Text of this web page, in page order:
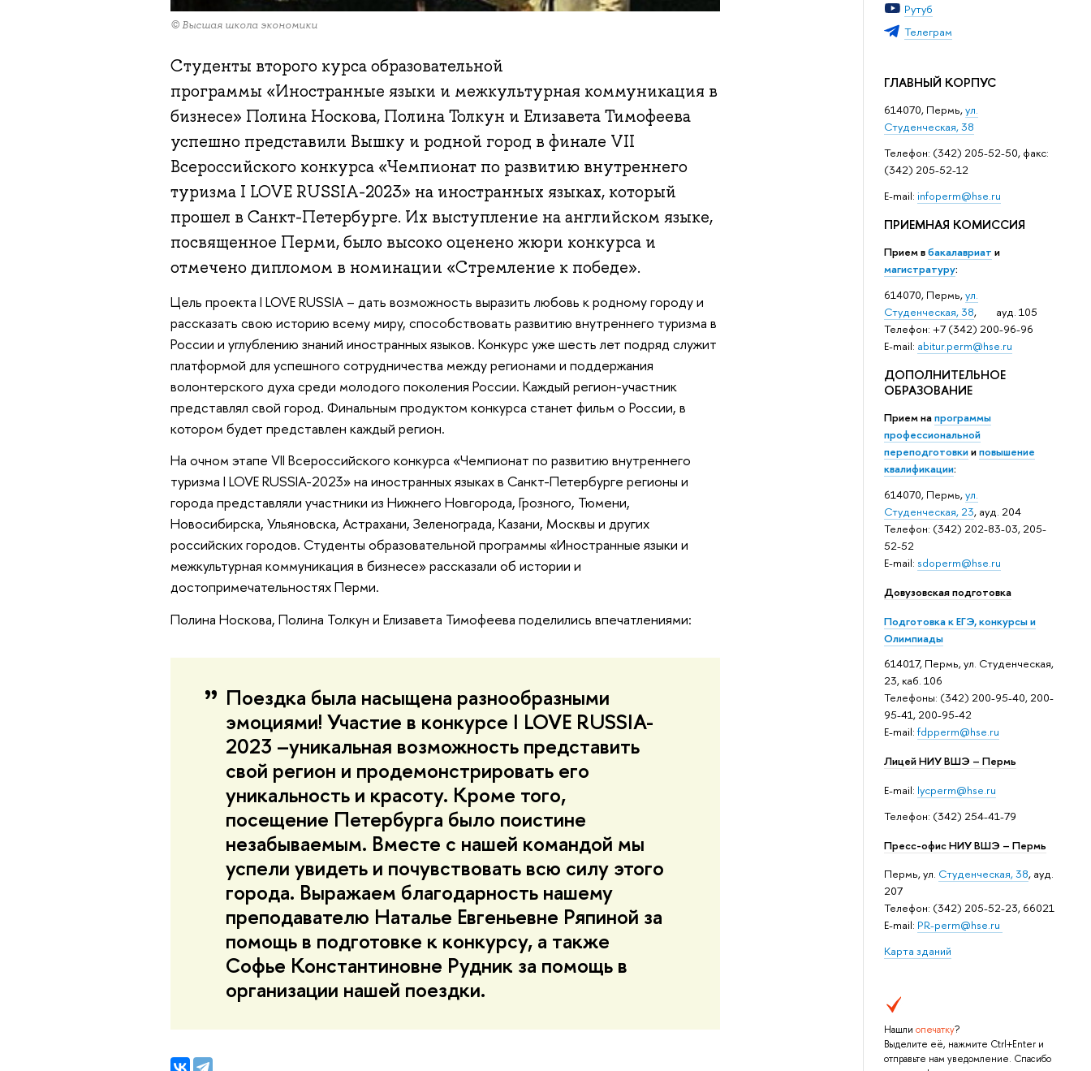
Рутуб
Телеграм
ГЛАВНЫЙ КОРПУС
614070, Пермь,ул.
Студенческая, 38
Телефон: (342) 205-52-50, факс:
(342) 205-52-12
Е-mail: infoperm@hse.ru
ПРИЕМНАЯ КОМИССИЯ
Прием вбакалавриат и
магистратуру:
614070, Пермь,ул.
Студенческая, 38, ауд. 105
Телефон: +7 (342) 200-96-96
E-mail: abitur.perm@hse.ru
ДОПОЛНИТЕЛЬНОЕ
ОБРАЗОВАНИЕ
Прием напрограммы
профессиональной
переподготовкииповышение
квалификации:
614070, Пермь,ул.
Студенческая, 23, ауд. 204
Телефон: (342) 202-83-03, 205-
52-52
E-mail: sdoperm@hse.ru
Довузовская подготовка
Подготовка к ЕГЭ, конкурсы и
Олимпиады
614017, Пермь, ул. Студенческая,
23, каб. 106
Телефоны: (342) 200-95-40, 200-
95-41, 200-95-42
E-mail: fdpperm@hse.ru
Лицей НИУ ВШЭ – Пермь
E-mail: lycperm@hse.ru
Телефон: (342) 254-41-79
Пресс-офис НИУ ВШЭ – Пермь
Пермь, ул. Студенческая, 38, ауд.
207
Телефон: (342) 205-52-23, 66021
E-mail: PR-perm@hse.ru
Карта зданий
Нашли опечатку?
Выделите её, нажмите Ctrl+Enter и
отправьте нам уведомление. Спасибо
© Высшая школа экономики
Студенты второго курса образовательной
программы «Иностранные языки и межкультурная коммуникация в
бизнесе» Полина Носкова, Полина Толкун и Елизавета Тимофеева
успешно представили Вышку и родной город в финале VII
Всероссийского конкурса «Чемпионат по развитию внутреннего
туризма I LOVE RUSSIA-2023» на иностранных языках, который
прошел в Санкт-Петербурге. Их выступление на английском языке,
посвященное Перми, было высоко оценено жюри конкурса и
отмечено дипломом в номинации «Стремление к победе».
Цель проекта I LOVE RUSSIA – дать возможность выразить любовь к родному городу и
рассказать свою историю всему миру, способствовать развитию внутреннего туризма в
России и углублению знаний иностранных языков. Конкурс уже шесть лет подряд служит
платформой для успешного сотрудничества между регионами и поддержания
волонтерского духа среди молодого поколения России. Каждый регион-участник
представлял свой город. Финальным продуктом конкурса станет фильм о России, в
котором будет представлен каждый регион.
На очном этапе VII Всероссийского конкурса «Чемпионат по развитию внутреннего
туризма I LOVE RUSSIA-2023» на иностранных языках в Санкт-Петербурге регионы и
города представляли участники из Нижнего Новгорода, Грозного, Тюмени,
Новосибирска, Ульяновска, Астрахани, Зеленограда, Казани, Москвы и других
российских городов. Студенты образовательной программы «Иностранные языки и
межкультурная коммуникация в бизнесе» рассказали об истории и
достопримечательностях Перми.
Полина Носкова, Полина Толкун и Елизавета Тимофеева поделились впечатлениями:
Поездка была насыщена разнообразными
эмоциями! Участие в конкурсе I LOVE RUSSIA-
2023 –уникальная возможность представить
свой регион и продемонстрировать его
уникальность и красоту. Кроме того,
посещение Петербурга было поистине
незабываемым. Вместе с нашей командой мы
успели увидеть и почувствовать всю силу этого
города. Выражаем благодарность нашему
преподавателю Наталье Евгеньевне Ряпиной за
помощь в подготовке к конкурсу, а также
Софье Константиновне Рудник за помощь в
организации нашей поездки.